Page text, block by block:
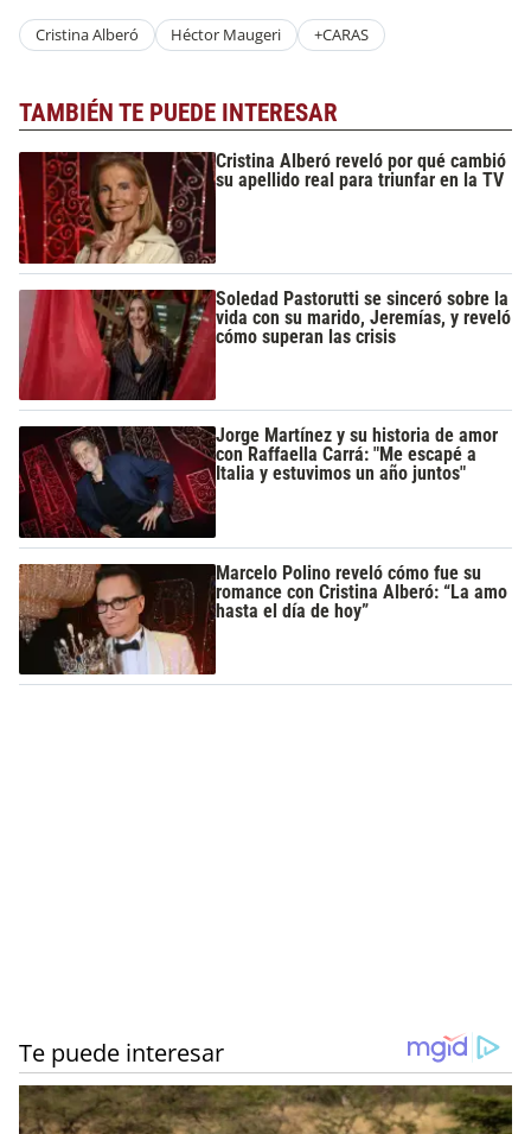
Cristina Alberó Héctor Maugeri +CARAS
TAMBIÉN TE PUEDE INTERESAR
Cristina Alberó reveló por qué cambió
su apellido real para triunfar en la TV
Soledad Pastorutti se sinceró sobre la
vida con su marido, Jeremías, y reveló
cómo superan las crisis
Jorge Martínez y su historia de amor
con Raffaella Carrá: "Me escapé a
Italia y estuvimos un año juntos"
Marcelo Polino reveló cómo fue su
romance con Cristina Alberó: “La amo
hasta el día de hoy”